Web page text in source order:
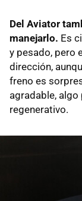
Del Aviator
manejarlo. Es
y pesado, pero
dirección,
freno es
agradable,
regenerativo.